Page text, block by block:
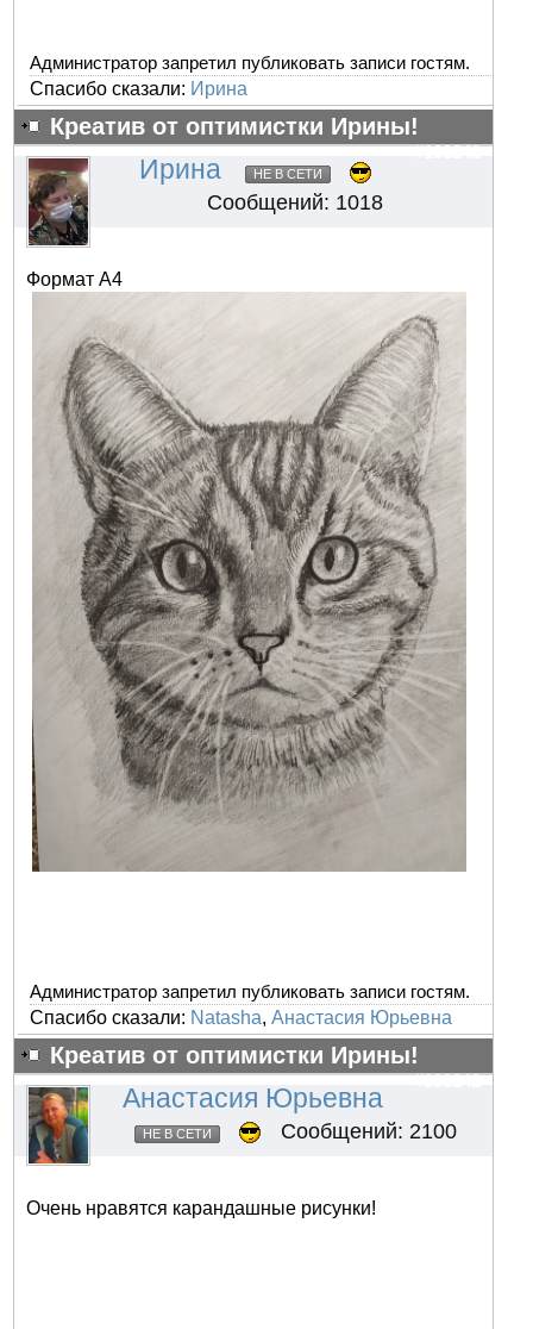
Администратор запретил публиковать записи гостям.
Спасибо сказали: Ирина
Креатив от оптимистки Ирины!
#103241
Ирина НЕ В СЕТИ
Сообщений: 1018
Формат А4
Администратор запретил публиковать записи гостям.
Спасибо сказали: Natasha,Анастасия Юрьевна
Креатив от оптимистки Ирины!
#103242
Анастасия Юрьевна
НЕ В СЕТИ Сообщений: 2100
Очень нравятся карандашные рисунки!